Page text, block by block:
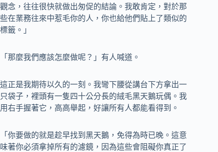
觀念，往往很快就做出匆促的結論。我敢肯定，對於那
些在業務往來中惹毛你的人，你也給他們貼上了類似的
標籤。」
「那麼我們應該怎麼做呢？」有人喊道。
這正是我期待以久的一刻。我彎下腰從講台下方拿出一
只袋子，裡頭有一隻四十公分長的絨毛黑天鵝玩偶。我
用右手握著它，高高舉起，好讓所有人都能看得到。
「你要做的就是趁早找到黑天鵝，免得為時已晚。這意
味著你必須拿掉所有的濾鏡，因為這些會阻礙你真正了